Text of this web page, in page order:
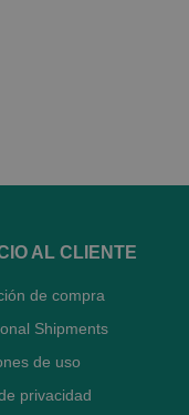
AL CLIENTE
de compra
Shipments
de uso
privacidad